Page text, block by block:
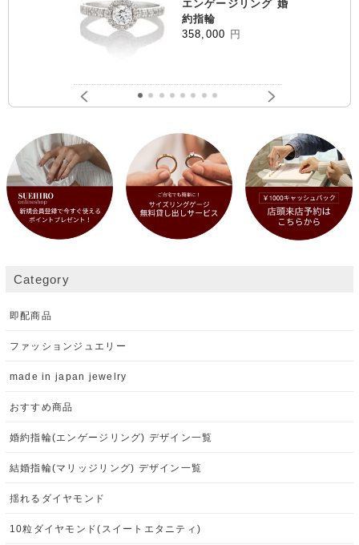
エンゲージリング 婚
約指輪
358,000 円
Category
即配商品
ファッションジュエリー
made in japan jewelry
おすすめ商品
婚約指輪(エンゲージリング) デザイン一覧
結婚指輪(マリッジリング) デザイン一覧
揺れるダイヤモンド
10粒ダイヤモンド(スイートエタニティ)